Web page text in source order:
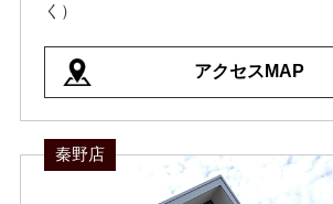
く）
アクセスMAP
秦野店